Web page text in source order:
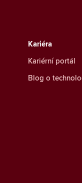
Kariéra
Kariérní portál
Blog o